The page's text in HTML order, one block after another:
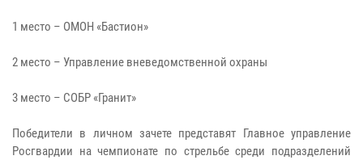
1 место – ОМОН «Бастион»
2 место – Управление вневедомственной охраны
3 место – СОБР «Гранит»
Победители в личном зачете представят Главное управление
Росгвардии на чемпионате по стрельбе среди подразделений